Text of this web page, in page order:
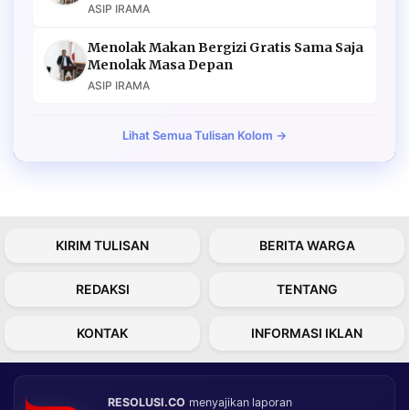
ASIP IRAMA
Menolak Makan Bergizi Gratis Sama Saja
Menolak Masa Depan
ASIP IRAMA
Lihat Semua Tulisan Kolom →
KIRIM TULISAN BERITA WARGA
REDAKSI TENTANG
KONTAK INFORMASI IKLAN
RESOLUSI.CO menyajikan laporan